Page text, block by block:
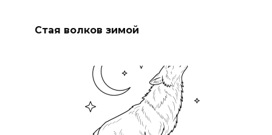
Стая волков зимой